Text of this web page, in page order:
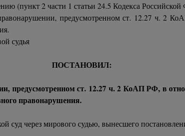
(пункт 2 части 1 статьи 24.5 Кодекса
предусмотренном ст. 12.27 ч.
судья
ПОСТАНОВИЛ:
предусмотренном ст. 12.27 ч. 2 КоАП РФ, в
правонарушения.
суд через мирового судью, вынесшего